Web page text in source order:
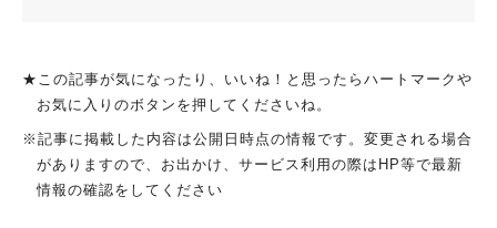
★この記事が気になったり、いいね！と思ったらハートマークや
お気に入りのボタンを押してくださいね。
※記事に掲載した内容は公開日時点の情報です。変更される場合
がありますので、お出かけ、サービス利用の際はHP等で最新
情報の確認をしてください